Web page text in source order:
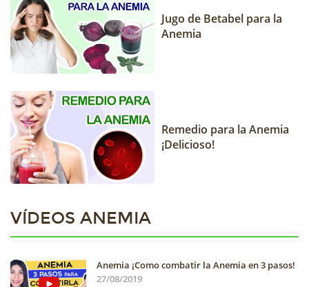
Jugo de Betabel para la
Anemia
Remedio para la Anemia
¡Delicioso!
VÍDEOS ANEMIA
Anemia ¡Como combatir la Anemia en 3 pasos!
27/08/2019